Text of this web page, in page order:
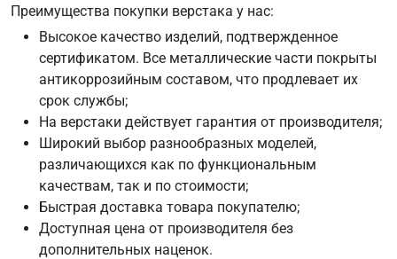
Преимущества покупки верстака у нас:
Высокое качество изделий, подтвержденное
сертификатом. Все металлические части покрыты
антикоррозийным составом, что продлевает их
срок службы;
На верстаки действует гарантия от производителя;
Широкий выбор разнообразных моделей,
различающихся как по функциональным
качествам, так и по стоимости;
Быстрая доставка товара покупателю;
Доступная цена от производителя без
дополнительных наценок.